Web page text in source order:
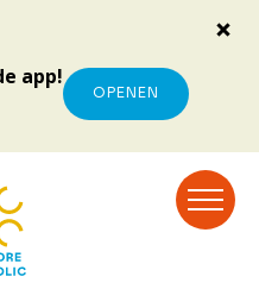
app!
OPENEN